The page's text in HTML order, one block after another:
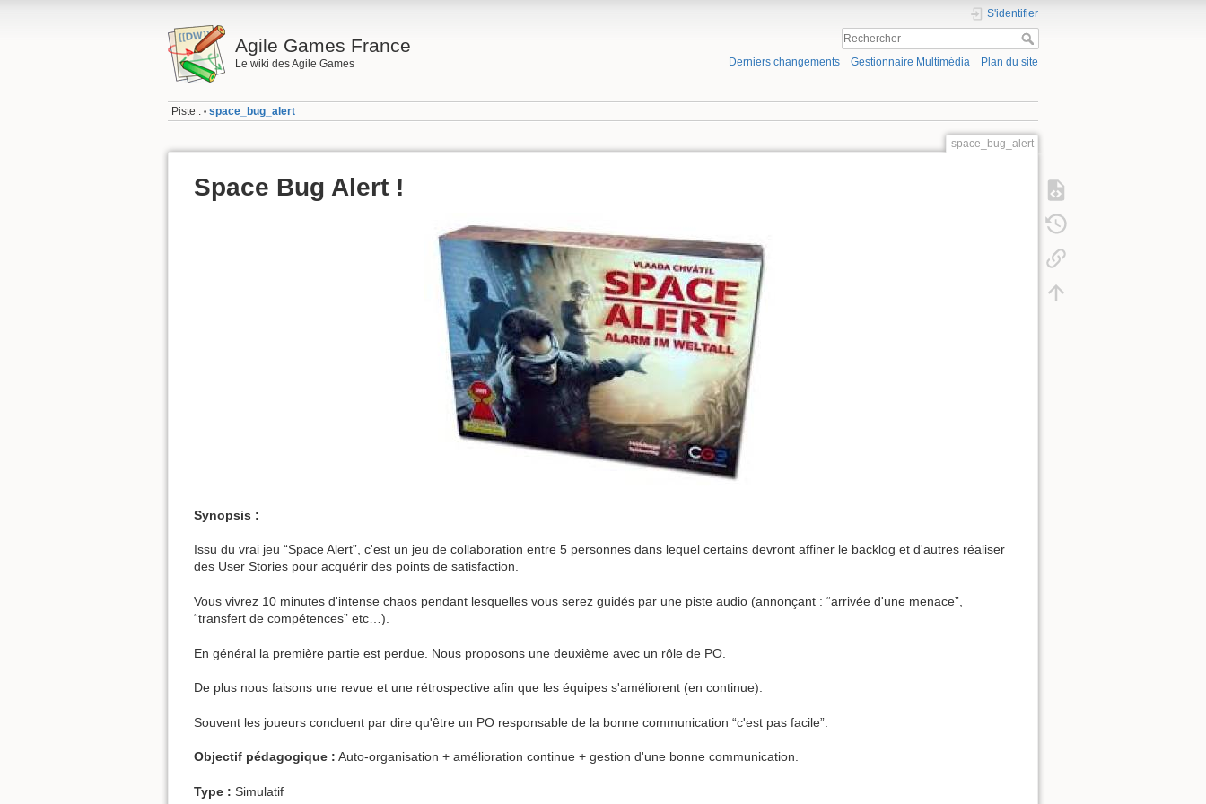
Agile Games France
Le wiki des Agile Games
S'identifier
Derniers changements Gestionnaire Multimédia Plan du site
Piste : • space_bug_alert
space_bug_alert
Space Bug Alert !
Synopsis :
Issu du vrai jeu “Space Alert”, c'est un jeu de collaboration entre 5 personnes dans lequel certains devront affiner le backlog et d'autres réaliser
des User Stories pour acquérir des points de satisfaction.
Vous vivrez 10 minutes d'intense chaos pendant lesquelles vous serez guidés par une piste audio (annonçant : “arrivée d'une menace”,
“transfert de compétences” etc…).
En général la première partie est perdue. Nous proposons une deuxième avec un rôle de PO.
De plus nous faisons une revue et une rétrospective afin que les équipes s'améliorent (en continue).
Souvent les joueurs concluent par dire qu'être un PO responsable de la bonne communication “c'est pas facile”.
Objectif pédagogique : Auto-organisation + amélioration continue + gestion d'une bonne communication.
Type : Simulatif